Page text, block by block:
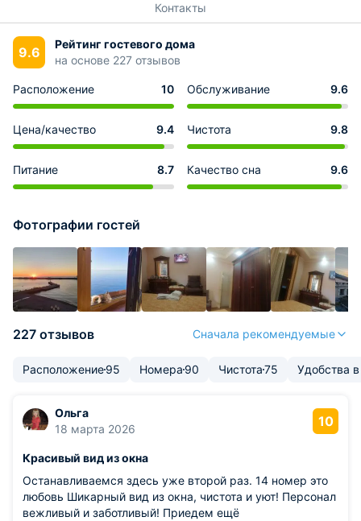
Контакты
9.6
Рейтинг гостевого дома
на основе 227 отзывов
Расположение 10 Обслуживание 9.6
Цена/качество 9.4 Чистота 9.8
Питание 8.7 Качество сна 9.6
Фотографии гостей
227 отзывов Сначала рекомендуемые
Расположение95 Номера 90 Чистота75 Удобства
Ольга
18 марта 2026
10
Красивый вид из окна
Останавливаемся здесь уже второй раз. 14 номер это
любовь Шикарный вид из окна, чистота и уют! Персонал
вежливый и заботливый! Приедем ещё